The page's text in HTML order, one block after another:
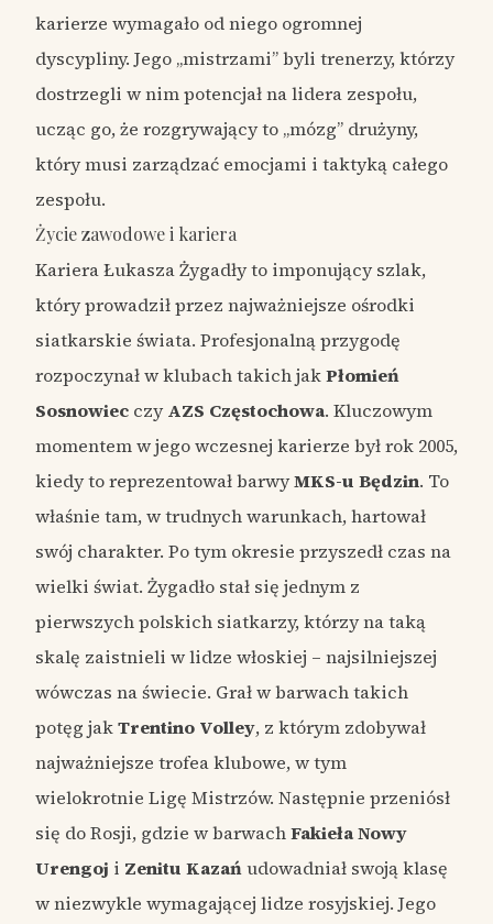
karierze wymagało od niego ogromnej
dyscypliny. Jego „mistrzami” byli trenerzy, którzy
dostrzegli w nim potencjał na lidera zespołu,
ucząc go, że rozgrywający to „mózg” drużyny,
który musi zarządzać emocjami i taktyką całego
zespołu.
Życie zawodowe i kariera
Kariera Łukasza Żygadły to imponujący szlak,
który prowadził przez najważniejsze ośrodki
siatkarskie świata. Profesjonalną przygodę
rozpoczynał w klubach takich jakPłomień
Sosnowiec czyAZS Częstochowa. Kluczowym
momentem w jego wczesnej karierze był rok 2005,
kiedy to reprezentował barwyMKS-u Będzin. To
właśnie tam, w trudnych warunkach, hartował
swój charakter. Po tym okresie przyszedł czas na
wielki świat. Żygadło stał się jednym z
pierwszych polskich siatkarzy, którzy na taką
skalę zaistnieli w lidze włoskiej – najsilniejszej
wówczas na świecie. Grał w barwach takich
potęg jakTrentino Volley, z którym zdobywał
najważniejsze trofea klubowe, w tym
wielokrotnie Ligę Mistrzów. Następnie przeniósł
się do Rosji, gdzie w barwachFakieła Nowy
Urengoj i Zenitu Kazańudowadniał swoją klasę
w niezwykle wymagającej lidze rosyjskiej. Jego